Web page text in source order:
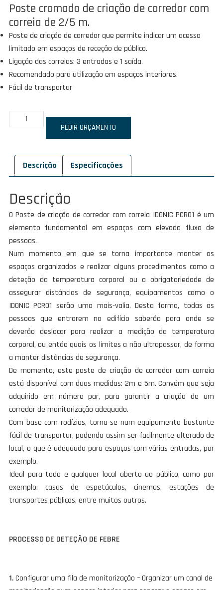
Poste cromado de criação de corredor com
correia de 2/5 m.
Poste de criação de corredor que permite indicar um acesso
limitado em espaços de receção de público.
Ligação das correias: 3 entradas e 1 saída.
Recomendado para utilização em espaços interiores.
Fácil de transportar
Quantidade
de
PCR01
PEDIR ORÇAMENTO
Descrição Especificações
Descrição
O Poste de criação de corredor com correia IDONIC PCR01 é um
elemento fundamental em espaços com elevado fluxo de
pessoas.
Num momento em que se torna importante manter os
espaços organizados e realizar alguns procedimentos como a
deteção da temperatura corporal ou a obrigatoriedade de
assegurar distâncias de segurança, equipamentos como o
IDONIC PCR01 serão uma mais-valia. Desta forma, todas as
pessoas que entrarem no edifício saberão para onde se
deverão deslocar para realizar a medição da temperatura
corporal, ou então quais os limites a não ultrapassar, de forma
a manter distâncias de segurança.
De momento, este poste de criação de corredor com correia
está disponível com duas medidas: 2m e 5m. Convém que seja
adquirido em número par, para garantir a criação de um
corredor de monitorização adequado.
Com base com rodízios, torna-se num equipamento bastante
fácil de transportar, podendo assim ser facilmente alterado de
local, o que é adequado para espaços com várias entradas, por
exemplo.
Ideal para todo e qualquer local aberto ao público, como por
exemplo: casas de espetáculos, cinemas, estações de
transportes públicos, entre muitos outros.
PROCESSO DE DETEÇÃO DE FEBRE
1.Configurar uma fila de monitorização – Organizar um canal de